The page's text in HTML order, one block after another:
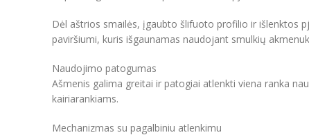
Dėl aštrios smailės, įgaubto šlifuoto profilio ir išlenktos
paviršiumi, kuris išgaunamas naudojant smulkių
Naudojimo patogumas
Ašmenis galima greitai ir patogiai atlenkti viena ranka
kairiarankiams.
Mechanizmas su pagalbiniu atlenkimu